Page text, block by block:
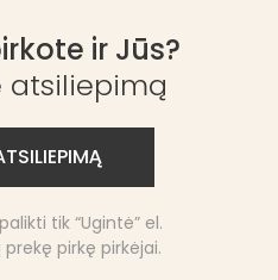
2024-01-26
man padejo keloidiniu randu
pat paliko odos svytejimo ir
ir Jūs?
atsiliepimą
tik “Ugintė” el.
pirkę pirkėjai.